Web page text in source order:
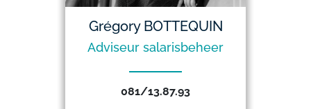
Grégory BOTTEQUIN
Adviseur salarisbeheer
081/13.87.93